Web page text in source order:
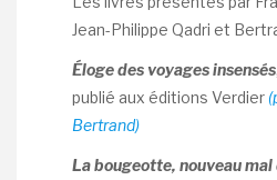
Jean-Philippe Qadri et
Éloge des voyages insensés
publié aux éditions Verdier
Bertrand)
La bougeotte, nouveau mal